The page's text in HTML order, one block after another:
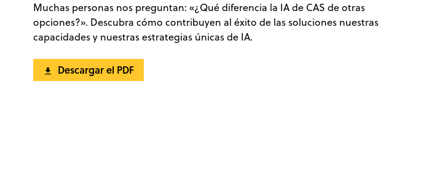
Muchas personas nos preguntan: «¿Qué diferencia la IA de CAS de otras
opciones?». Descubra cómo contribuyen al éxito de las soluciones nuestras
capacidades y nuestras estrategias únicas de IA.
Descargar el PDF